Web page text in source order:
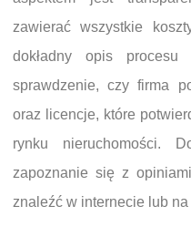
zawierać wszystkie
dokładny opis
sprawdzenie, czy firma
oraz licencje, które
rynku nieruchomości.
zapoznanie się z
znaleźć w internecie lub